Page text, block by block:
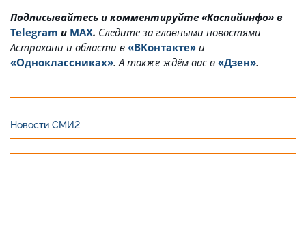
Подписывайтесь и комментируйте «Каспийинфо» в
Telegram и MAX. Cледите за главными новостями
Астрахани и области в «ВКонтакте» и
«Одноклассниках». А также ждём вас в «Дзен».
Новости СМИ2